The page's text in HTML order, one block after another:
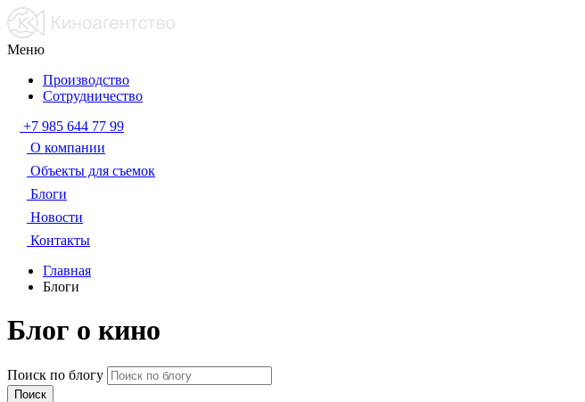
Меню
Производство
Сотрудничество
+7 985 644 77 99
О компании
Объекты для съемок
Блоги
Новости
Контакты
Главная
Блоги
Блог о кино
Поиск по блогу